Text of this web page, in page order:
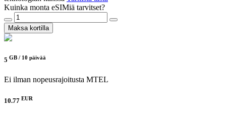
Kuinka monta eSIMiä tarvitset?
Maksa kortilla
5 GB / 10 päivää
Ei ilman nopeusrajoitusta MTEL
10.77 EUR